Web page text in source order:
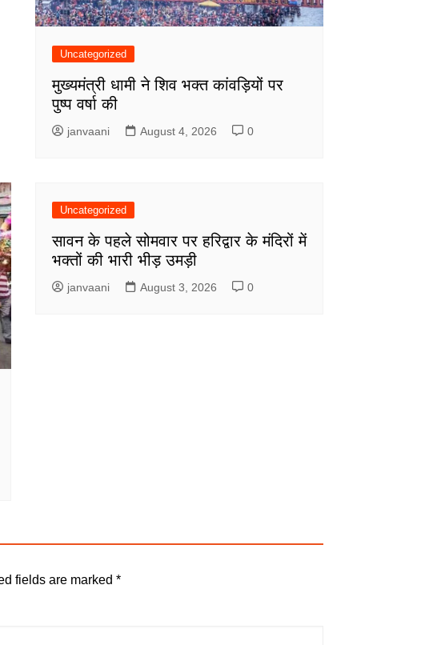
Uncategorized
मुख्यमंत्री धामी ने शिव भक्त कांवड़ियों पर
पुष्प वर्षा की
janvaani August 4, 2026 0
Uncategorized
सावन के पहले सोमवार पर हरिद्वार के मंदिरों में
भक्तों की भारी भीड़ उमड़ी
janvaani August 3, 2026 0
fields are marked *